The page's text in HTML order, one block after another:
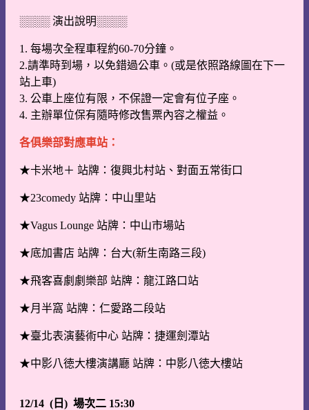
░░░░ 演出說明░░░░
1. 每場次全程車程約60-70分鐘。
2.請準時到場，以免錯過公車。(或是依照路線圖在下一
站上車)
3. 公車上座位有限，不保證一定會有位子座。
4. 主辦單位保有隨時修改售票內容之權益。
各俱樂部對應車站：
★卡米地＋ 站牌：復興北村站、對面五常街口
★23comedy 站牌：中山里站
★Vagus Lounge 站牌：中山市場站
★底加書店 站牌：台大(新生南路三段)
★飛客喜劇劇樂部 站牌：龍江路口站
★月半窩 站牌：仁愛路二段站
★臺北表演藝術中心 站牌：捷運劍潭站
★中影八徳大樓演講廳 站牌：中影八徳大樓站
12/14 (日) 場次二 15:30